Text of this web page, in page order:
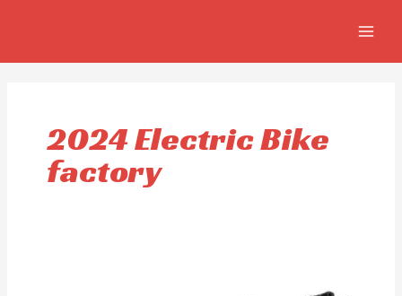
2024 Electric Bike
factory